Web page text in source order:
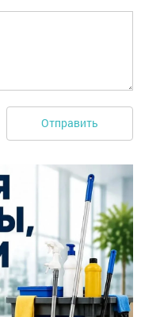
Отправить